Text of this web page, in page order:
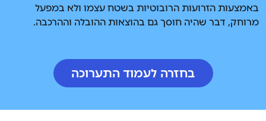
באמצעות הזרועות הרובוטיות בשטח עצמו ולא במפעל
מרוחק, דבר שהיה חוסך גם בהוצאות ההובלה וההרכבה.
בחזרה לעמוד התערוכה